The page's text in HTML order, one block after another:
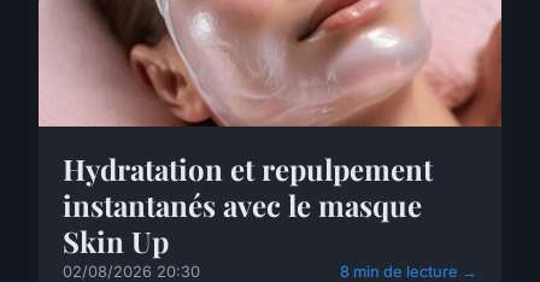
Hydratation et repulpement
instantanés avec le masque
Skin Up
02/08/2026 20:30 8 min de lecture →